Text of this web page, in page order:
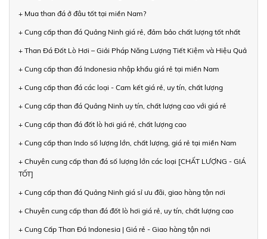
+ Mua than đá ở đâu tốt tại miền Nam?
+ Cung cấp than đá Quảng Ninh giá rẻ, đảm bảo chất lượng tốt nhất
+ Than Đá Đốt Lò Hơi – Giải Pháp Năng Lượng Tiết Kiệm và Hiệu Quả
+ Cung cấp than đá Indonesia nhập khẩu giá rẻ tại miền Nam
+ Cung cấp than đá các loại - Cam kết giá rẻ, uy tín, chất lượng
+ Cung cấp than đá Quảng Ninh uy tín, chất lượng cao với giá rẻ
+ Cung cấp than đá đốt lò hơi giá rẻ, chất lượng cao
+ Cung cấp than Indo số lượng lớn, chất lượng, giá rẻ tại miền Nam
+ Chuyên cung cấp than đá số lượng lớn các loại [CHẤT LƯỢNG - GIÁ
TỐT]
+ Cung cấp than đá Quảng Ninh giá sỉ ưu đãi, giao hàng tận nơi
+ Chuyên cung cấp than đá đốt lò hơi giá rẻ, uy tín, chất lượng cao
+ Cung Cấp Than Đá Indonesia | Giá rẻ - Giao hàng tận nơi